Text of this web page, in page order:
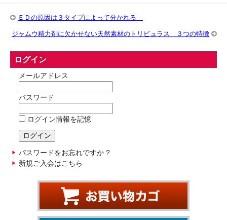
ＥＤの原因は３タイプによって分かれる
ジャムウ精力剤に欠かせない天然素材のトリビュラス ３つの特徴
ログイン
メールアドレス
パスワード
ログイン情報を記憶
パスワードをお忘れですか ?
新規ご入会はこちら